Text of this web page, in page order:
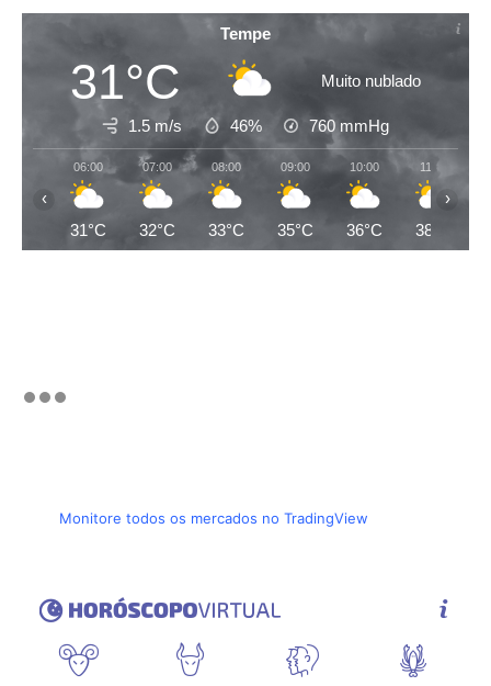
Tempe
31°C Muito nublado
1.5 m/s 46% 760 mmHg
06:00
31°C
07:00
32°C
08:00
33°C
09:00
35°C
10:00
36°C
11:00
38°C
‹ ›
Monitore todos os mercados no TradingView